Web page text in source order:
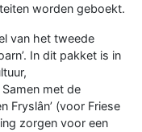
worden geboekt.
van het tweede
In dit pakket is in
met de
Fryslân’ (voor Friese
zorgen voor een